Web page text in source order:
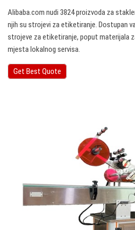
Alibaba.com nudi 3824 proizvoda za
njih su strojevi za etiketiranje. Dostupan
strojeve za etiketiranje, poput materijala
mjesta lokalnog servisa.
Get Best Quote